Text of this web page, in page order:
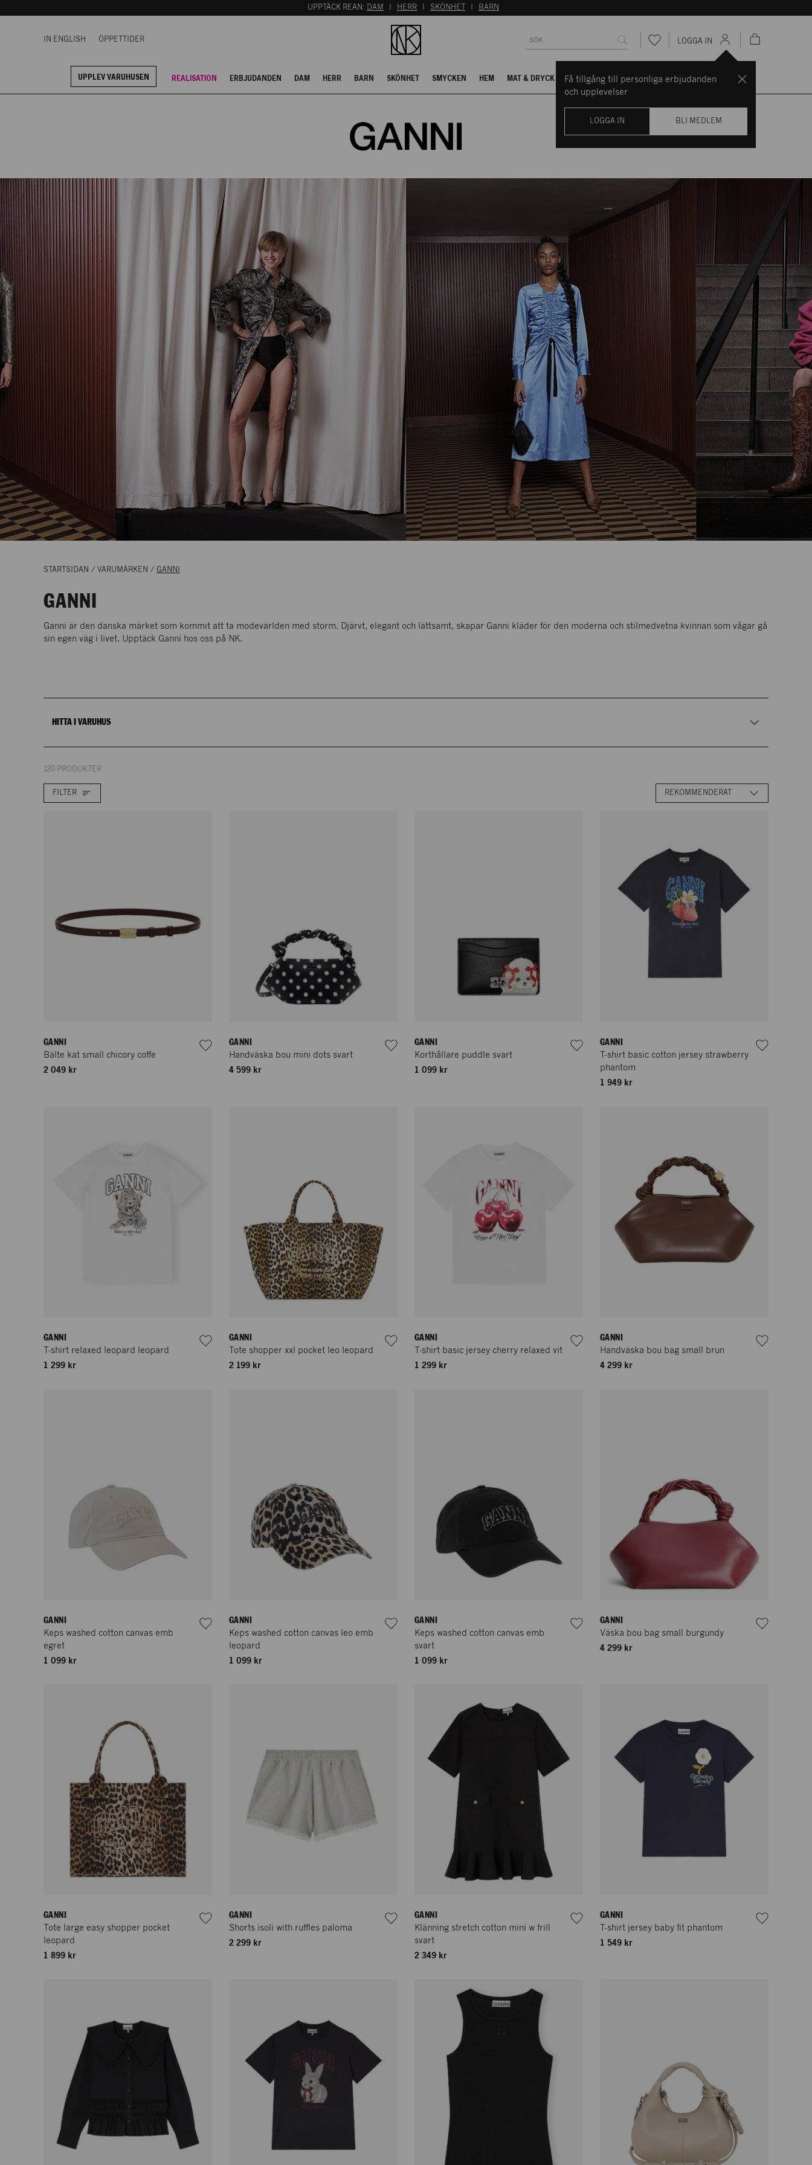
UPPTÄCK REAN: DAM HERR SKÖNHET BARN
IN ENGLISH ÖPPETTIDER LOGGA IN
Få tillgång till personliga erbjudanden
och upplevelser
BLI MEDLEM
LOGGA IN
UPPLEV VARUHUSEN REALISATION ERBJUDANDEN DAM HERR BARN SKÖNHET SMYCKEN HEM MAT & DRYCK VARUMÄRKEN NK NYCKELN BOKA TJÄNST
STARTSIDAN / VARUMÄRKEN / GANNI
GANNI
Ganni är den danska märket som kommit att ta modevärlden med storm. Djärvt, elegant och lättsamt, skapar Ganni kläder för den moderna och stilmedvetna kvinnan som vågar gå
sin egen väg i livet. Upptäck Ganni hos oss på NK.
HITTA I VARUHUS
STOCKHOLM(1)
Dammode
PLAN 1
Dammode
120 PRODUKTER
FILTER
Sortera
efter
REKOMMENDERAT
GANNI
Bälte kat small chicory coffe
2 049 kr
GANNI
Handväska bou mini dots svart
4 599 kr
GANNI
Korthållare puddle svart
1 099 kr
GANNI
T-shirt basic cotton jersey strawberry
phantom
1 949 kr
GANNI
T-shirt relaxed leopard leopard
1 299 kr
GANNI
Tote shopper xxl pocket leo leopard
2 199 kr
GANNI
T-shirt basic jersey cherry relaxed vit
1 299 kr
GANNI
Handväska bou bag small brun
4 299 kr
GANNI
Keps washed cotton canvas emb
egret
1 099 kr
GANNI
Keps washed cotton canvas leo emb
leopard
1 099 kr
GANNI
Keps washed cotton canvas emb
svart
1 099 kr
GANNI
Väska bou bag small burgundy
4 299 kr
GANNI
Tote large easy shopper pocket
leopard
1 899 kr
GANNI
Shorts isoli with ruffles paloma
2 299 kr
GANNI
Klänning stretch cotton mini w frill
svart
2 349 kr
GANNI
T-shirt jersey baby fit phantom
1 549 kr